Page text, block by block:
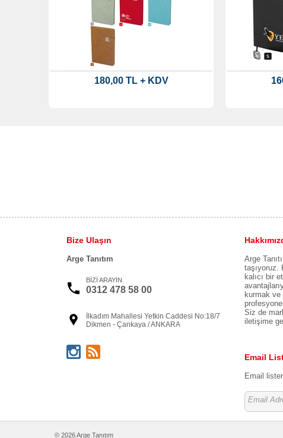
180,00 TL + KDV
Bize Ulaşın
Arge Tanıtım
BİZİ ARAYIN
0312 478 58 00
İlkadım Mahallesi Yetkin Caddesi No:18/7
Dikmen - Çankaya / ANKARA
Arge
taşıyoruz.
kalıcı bir
kurmak ve
Siz de
iletişime
Email
Email
© 2026 Arge Tanıtım